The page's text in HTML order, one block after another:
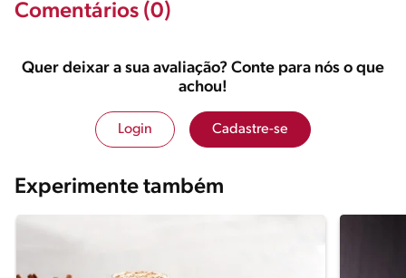
Comentários (0)
Quer deixar a sua avaliação? Conte para nós o que
achou!
Login Cadastre-se
Experimente também